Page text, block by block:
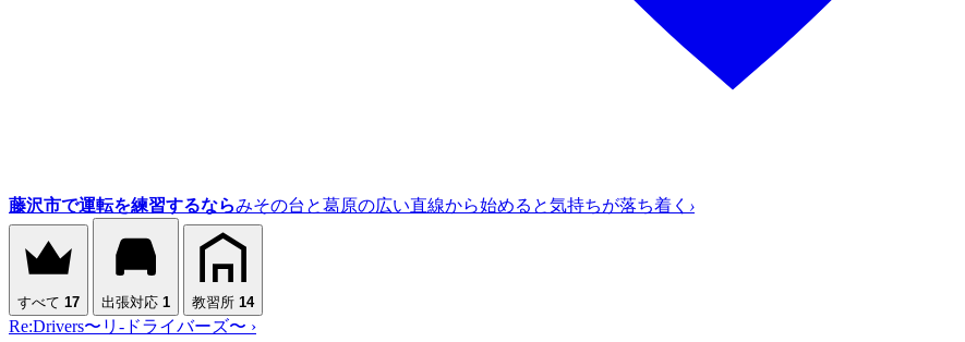
藤沢市で運転を練習するならみその台と葛原の広い直線から始めると気持ちが落ち着く ›
すべて 17 出張対応 1 教習所 14
Re:Drivers〜リ-ドライバーズ〜 ›